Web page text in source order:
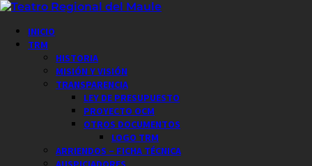
Saltar
contenido
Menú
principal
INICIO
TRM
HISTORIA
MISIÓN Y VISIÓN
TRANSPARENCIA
LEY DE PRESUPUESTO
PROYECTO OCM
OTROS DOCUMENTOS
LOGO TRM
ARRIENDOS – FICHA TÉCNICA